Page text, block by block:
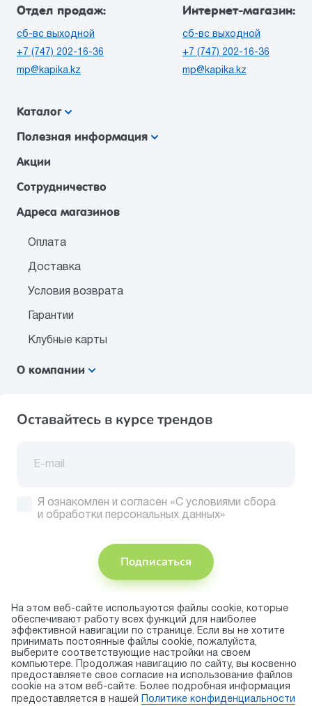
На этом веб-сайте используются файлы cookie, которые
обеспечивают работу всех функций для наиболее
эффективной навигации по странице. Если вы не хотите
принимать постоянные файлы cookie, пожалуйста,
выберите соответствующие настройки на своем
компьютере. Продолжая навигацию по сайту, вы косвенно
предоставляете свое согласие на использование файлов
cookie на этом веб-сайте. Более подробная информация
предоставляется в нашей
Политике конфиденциальности
Отдел продаж:
сб-вс выходной
+7 (747) 202-16-36
mp@kapika.kz
Интернет-магазин:
сб-вс выходной
+7 (747) 202-16-36
mp@kapika.kz
Каталог
Акции
Сотрудничество
Адреса магазинов
Полезная информация
Оплата
Доставка
Условия возврата
Гарантии
Клубные карты
О компании
Оставайтесь в курсе трендов
Я ознакомлен и согласен «С условиями сбора
и обработки персональных данных»
Подписаться
Присоединяйтесь
Принимаем
к оплате